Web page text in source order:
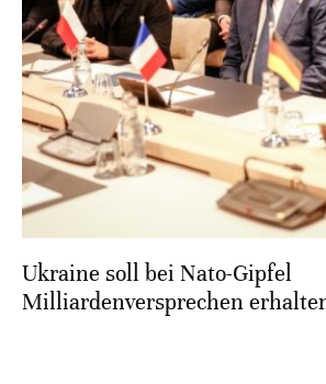
Ukraine soll bei Nato-Gipfel
Milliardenversprechen